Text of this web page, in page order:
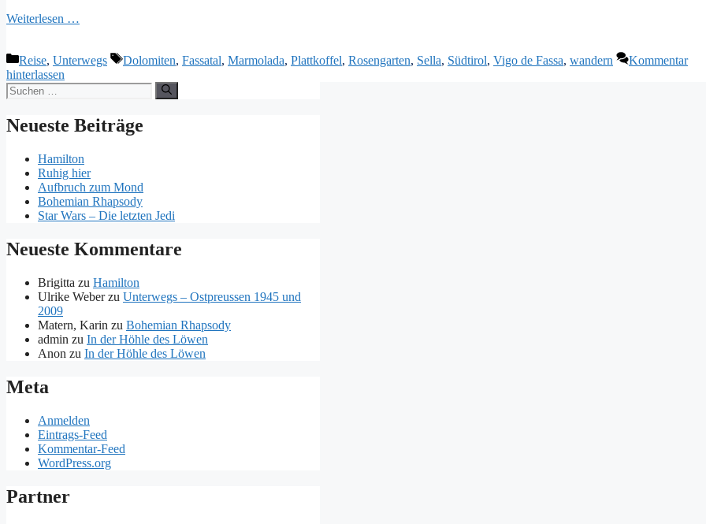
Weiterlesen …
Kategorien
Reise, Unterwegs Schlagwörter
Dolomiten, Fassatal, Marmolada, Plattkoffel, Rosengarten, Sella, Südtirol, Vigo de Fassa, wandern
Kommentar
hinterlassen
Suchen
nach:
Neueste Beiträge
Hamilton
Ruhig hier
Aufbruch zum Mond
Bohemian Rhapsody
Star Wars – Die letzten Jedi
Neueste Kommentare
Brigitta zu Hamilton
Ulrike Weberzu Unterwegs – Ostpreussen 1945 und
2009
Matern, Karin zu Bohemian Rhapsody
admin zu In der Höhle des Löwen
Anon zu In der Höhle des Löwen
Meta
Anmelden
Eintrags-Feed
Kommentar-Feed
WordPress.org
Partner